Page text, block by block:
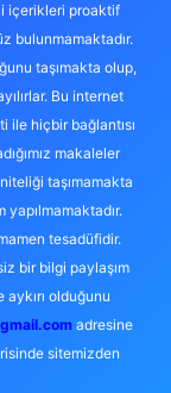
içerikleri proaktif
bulunmamaktadır.
taşımakta olup,
Bu internet
ile hiçbir bağlantısı
makaleler
taşımamakta
tesadüfidir.
bir bilgi paylaşım
olduğunu
adresine
sitemizden